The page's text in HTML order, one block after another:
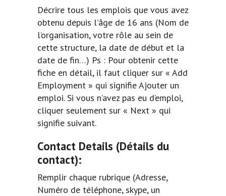
Décrire tous les emplois que vous avez
obtenu depuis l’âge de 16 ans (Nom de
l’organisation, votre rôle au sein de
cette structure, la date de début et la
date de fin…) Ps : Pour obtenir cette
fiche en détail, il faut cliquer sur « Add
Employment » qui signifie Ajouter un
emploi. Si vous n’avez pas eu d’emploi,
cliquer seulement sur « Next » qui
signifie suivant.
Contact Details (Détails du
contact):
Remplir chaque rubrique (Adresse,
Numéro de téléphone, skype, un